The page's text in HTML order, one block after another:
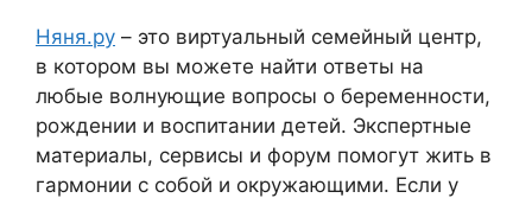
Няня.ру – это виртуальный семейный центр,
в котором вы можете найти ответы на
любые волнующие вопросы о беременности,
рождении и воспитании детей. Экспертные
материалы, сервисы и форум помогут жить в
гармонии с собой и окружающими. Если у